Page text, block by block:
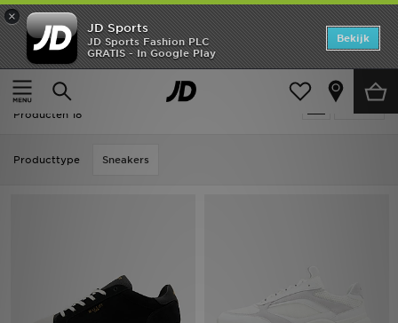
×
JD Sports
JD Sports Fashion PLC
GRATIS - In Google Play
Bekijk
Thuis
Mallet LDN
Mallet LDN
Producten 18
Producttype Sneakers
Home
Offers
New In
Voetbal